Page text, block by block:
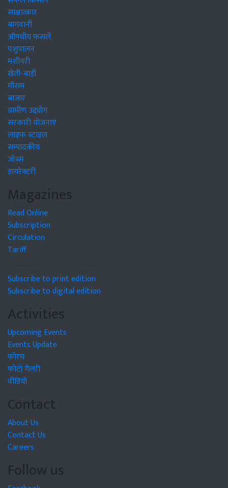
साक्षात्कार
बागवानी
औषधीय फसलें
पशुपालन
मशीनरी
खेती-बाड़ी
मौसम
बाजार
ग्रामीण उद्द्योग
सरकारी योजनाएं
लाइफ स्टाइल
सम्पादकीय
जॉब्स
डायरेक्टरी
Magazines
Read Online
Subscription
Circulation
Tariff
Subscribe to print edition
Subscribe to digital edition
Activities
Upcoming Events
Events Update
फोरम
फोटो गैलरी
वीडियो
Contact
About Us
Contact Us
Careers
Follow us